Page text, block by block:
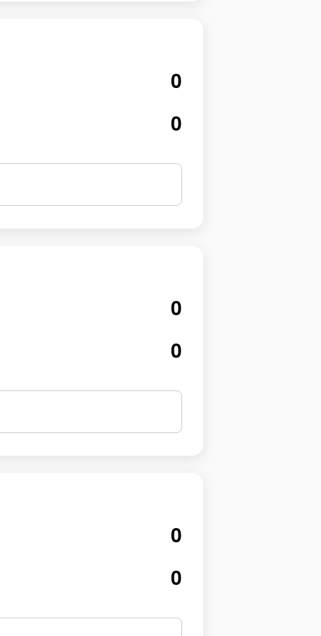
0
0
0
0
0
0